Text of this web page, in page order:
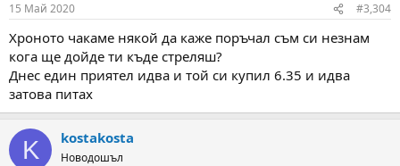
15 Май 2020 #3,304
Хроното чакаме някой да каже поръчал съм си незнам
кога ще дойде ти къде стреляш?
Днес един приятел идва и той си купил 6.35 и идва
затова питах
K kostakosta
Новодошъл